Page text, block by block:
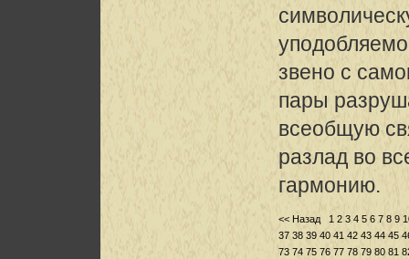
звено с
пары
всеобщую
разлад во
гармонию.
<< Назад 1 2 3 4 5 6 7 8 9
37 38 39 40 41 42 43 44 45
73 74 75 76 77 78 79 80 81